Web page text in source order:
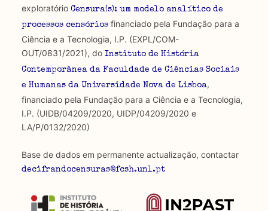
exploratório Censura(s): um modelo analítico de
processos censóriosfinanciado pela Fundação para a
Ciência e a Tecnologia, I.P. (EXPL/COM-
OUT/0831/2021), do Instituto de História
Contemporânea da Faculdade de Ciências Sociais
e Humanas da Universidade Nova de Lisboa,
financiado pela Fundação para a Ciência e a Tecnologia,
I.P. (UIDB/04209/2020, UIDP/04209/2020 e
LA/P/0132/2020)
Base de dados em permanente actualização, contactar
decifrandocensuras@fcsh.unl.pt